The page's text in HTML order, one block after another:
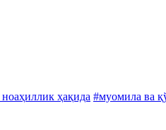
ҳақида #муомила ва